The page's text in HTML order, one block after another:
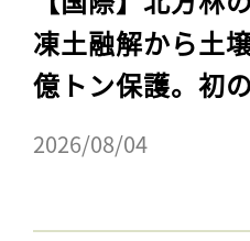
凍土融解から土
億トン保護。初
2026/08/04